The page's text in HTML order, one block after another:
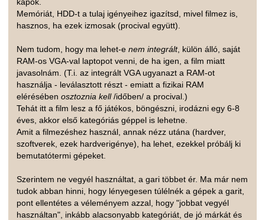
Memóriát, HDD-t a tulaj igényeihez igazítsd, mivel filmez is,
hasznos, ha ezek izmosak (procival együtt).
Nem tudom, hogy ma lehet-enem integrált, külön álló, saját
RAM-os VGA-val laptopot venni, de ha igen, a film miatt
javasolnám. (T.i. az integrált VGA ugyanazt a RAM-ot
használja - leválasztott részt - emiatt a fizikai RAM
elérésébenosztoznia kell/időben/ a procival.)
Tehát itt a film lesz a fő játékos, böngészni, irodázni egy 6-8
éves, akkor első kategóriás géppel is lehetne.
Amit a filmezéshez használ, annak nézz utána (hardver,
szoftverek, ezek hardverigénye), ha lehet, ezekkel próbálj ki
bemutatótermi gépeket.
Szerintem ne vegyél használtat, a gari többet ér. Ma már nem
tudok abban hinni, hogy lényegesen túlélnék a gépek a garit,
pont ellentétes a véleményem azzal, hogy "jobbat vegyél
használtan", inkább alacsonyabb kategóriát, de jó márkát és